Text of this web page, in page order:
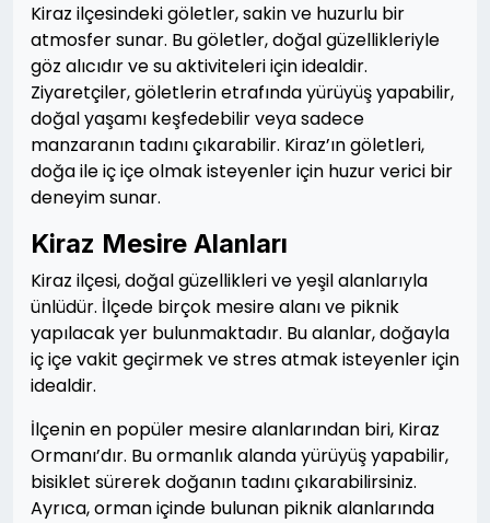
Kiraz ilçesindeki göletler, sakin ve huzurlu bir
atmosfer sunar. Bu göletler, doğal güzellikleriyle
göz alıcıdır ve su aktiviteleri için idealdir.
Ziyaretçiler, göletlerin etrafında yürüyüş yapabilir,
doğal yaşamı keşfedebilir veya sadece
manzaranın tadını çıkarabilir. Kiraz’ın göletleri,
doğa ile iç içe olmak isteyenler için huzur verici bir
deneyim sunar.
Kiraz Mesire Alanları
Kiraz ilçesi, doğal güzellikleri ve yeşil alanlarıyla
ünlüdür. İlçede birçok mesire alanı ve piknik
yapılacak yer bulunmaktadır. Bu alanlar, doğayla
iç içe vakit geçirmek ve stres atmak isteyenler için
idealdir.
İlçenin en popüler mesire alanlarından biri, Kiraz
Ormanı’dır. Bu ormanlık alanda yürüyüş yapabilir,
bisiklet sürerek doğanın tadını çıkarabilirsiniz.
Ayrıca, orman içinde bulunan piknik alanlarında